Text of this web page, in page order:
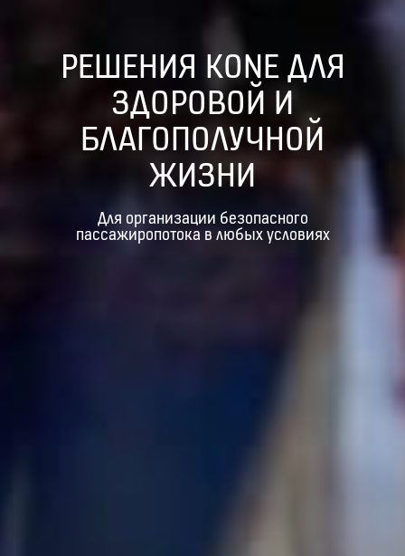
РЕШЕНИЯ KONE ДЛЯ
ЗДОРОВОЙ И
БЛАГОПОЛУЧНОЙ
ЖИЗНИ
Для организации безопасного
пассажиропотока в любых условиях